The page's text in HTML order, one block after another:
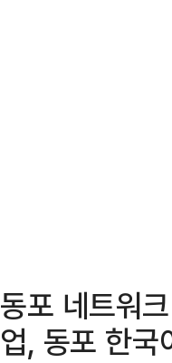
동포 네트워
업, 동포 한국